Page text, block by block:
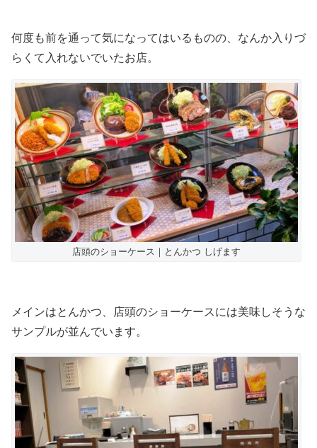
何度も前を通って気になってはいるものの、なんか入りづ
らくて入れないでいたお店。
店頭のショーケース｜とんかつ しげます
メインはとんかつ、店頭のショーケースには美味しそうな
サンプルが並んでいます。